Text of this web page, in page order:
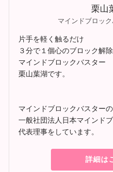
栗山
マインドブロッ
片手を軽く触るだけ
３分で１個心のブロック解除
マインドブロックバスター
栗山葉湖です。
マインドブロックバスター
一般社団法人日本マインド
代表理事をしています。
詳細は